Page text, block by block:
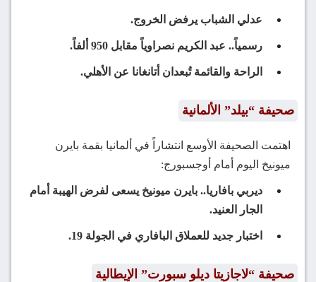
عدلي الشباب يرفض الخروج.
رسمياً.. عبد الكريم نصراوياً مقابل 950 ألفاً.
الراحة والقائمة تُبعدان أتانغانا عن الأهلي.
صحيفة “بيلد” الألمانية
اهتمت الصحيفة الأوسع انتشاراً في ألمانيا بقمة بايرن
ميونيخ اليوم أمام أوجسبورج:
ديربي بافاريا.. بايرن ميونيخ يسعى لفرض الهيبة أمام
الجار العنيد.
اختبار جديد للعملاق البافاري في الجولة 19.
صحيفة “لاجازيتا ديلو سبورت” الإيطالية